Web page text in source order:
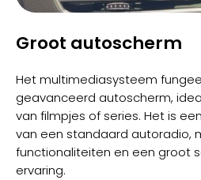
Groot autoscherm
Het multimediasysteem
geavanceerd autoscherm,
van filmpjes of series. Het is
van een standaard autoradio,
functionaliteiten en een groot
ervaring.